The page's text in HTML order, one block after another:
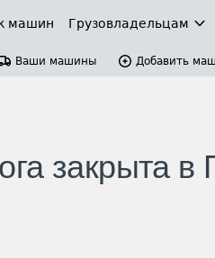
машин Грузовладельцам
Ваши машины Добавить
закрыта в